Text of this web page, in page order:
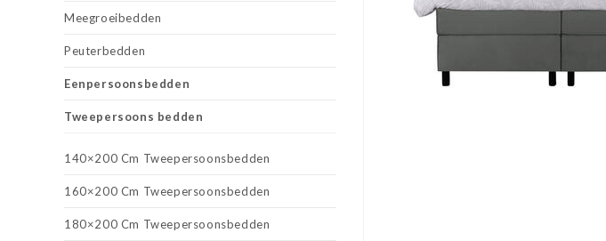
Meegroeibedden
Peuterbedden
Eenpersoonsbedden
Tweepersoons bedden
140×200 Cm Tweepersoonsbedden
160×200 Cm Tweepersoonsbedden
180×200 Cm Tweepersoonsbedden